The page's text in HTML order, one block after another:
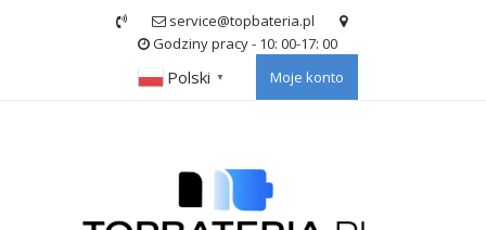
service@topbateria.pl
Godziny pracy - 10: 00-17: 00
Polski ▼ Moje konto